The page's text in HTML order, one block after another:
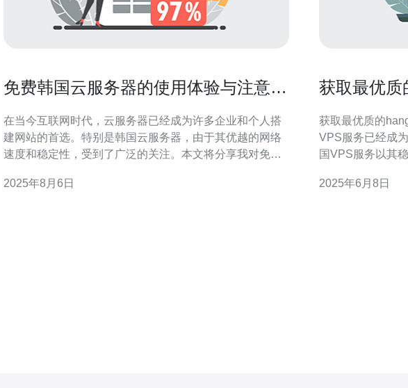
免费韩国云服务器的使用体验与注意事
在当今互联网时代，云服务器已经成为许多企业和个人搭
建网站的首选。特别是韩国云服务器，由于其优越的网络
速度和稳定性，受到了广泛的关注。本文将分享我对免费
您选择合适的服务器有所帮助。 首先，免费韩国云服务器
2025年8月6日
获取最优质
获取最优质的hanguo韩国vps
VPS服务已经成
国VPS服务以其
络应用，hanguo
2025年6月8日